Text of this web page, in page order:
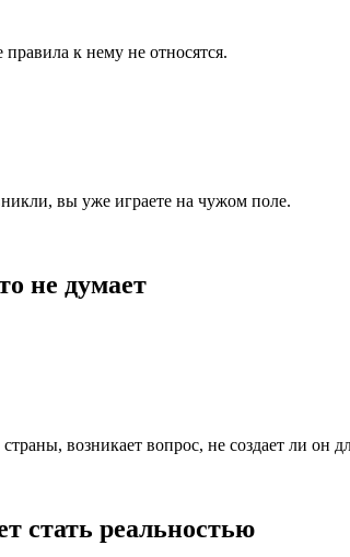
к нему не относятся.
вы уже играете на чужом поле.
не думает
возникает вопрос, не создает ли он
стать реальностью